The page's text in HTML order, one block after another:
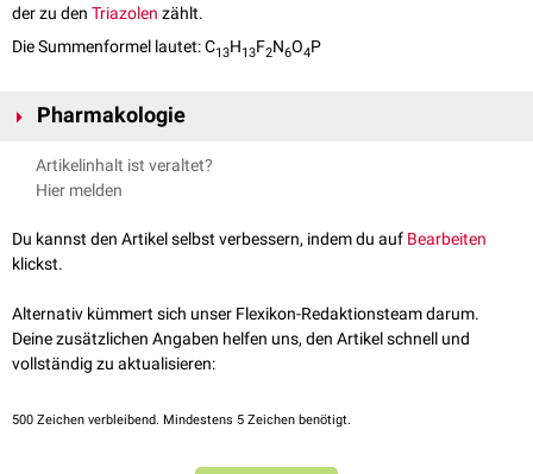
der zu den Triazolen zählt.
Die Summenformel lautet: C13H13F2N6O4P
Pharmakologie
Fosfluconazol ist eine wasserlösliche Vorstufe (
, die selbst
aktive Wirksubstanz Fluconazol und
Phosphorsäure
gespalten. Die
Substanz wurde entwickelt, um das für die
Artikelinhalt ist veraltet?
Hier melden
Du kannst den Artikel selbst verbessern, indem du auf Bearbeiten
klickst.
Alternativ kümmert sich unser Flexikon-Redaktionsteam darum.
Deine zusätzlichen Angaben helfen uns, den Artikel schnell und
vollständig zu aktualisieren:
500 Zeichen verbleibend. Mindestens 5 Zeichen benötigt.